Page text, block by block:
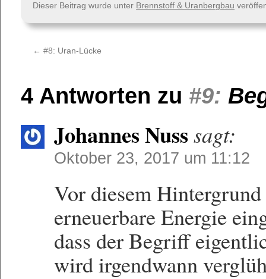
Dieser Beitrag wurde unter Brennstoff & Uranbergbau
← #8: Uran-Lücke
4 Antworten zu #9:
Johannes Nuss sagt:
Oktober 23, 2017 um 11:12
Vor diesem
erneuerbare Energie
dass der Begriff
wird irgendwann